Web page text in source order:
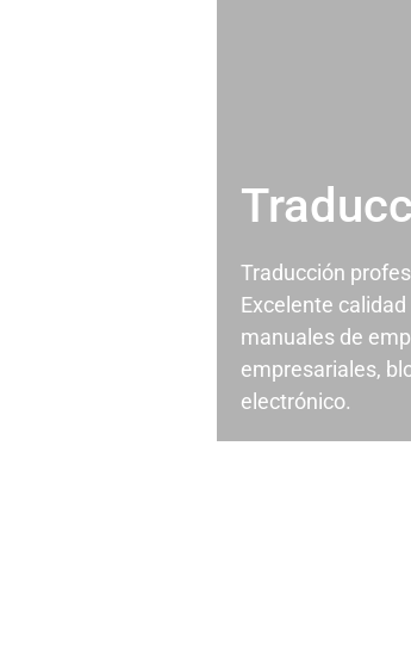
Traducción
Excelente
manuales de
empresariales,
electrónico.